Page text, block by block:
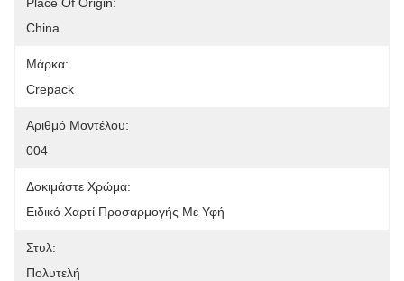
China
Μάρκα:
Crepack
Αριθμό Μοντέλου:
004
Δοκιμάστε Χρώμα:
Ειδικό Χαρτί Προσαρμογής Με Υφή
Στυλ:
Πολυτελή